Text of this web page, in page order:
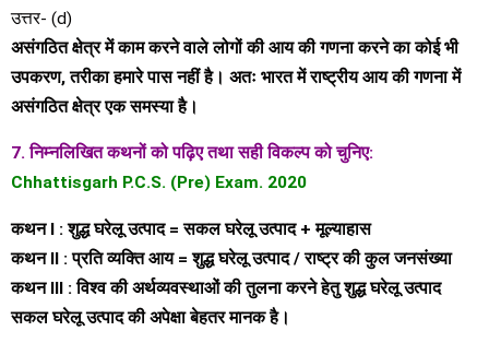
उत्तर- (d)
असंगठित क्षेत्र में काम करने वाले लोगों की आय की गणना करने का कोई भी
उपकरण, तरीका हमारे पास नहीं है। अतः भारत में राष्ट्रीय आय की गणना में
असंगठित क्षेत्र एक समस्या है।
7. निम्नलिखित कथनों को पढ़िए तथा सही विकल्प को चुनिए:
Chhattisgarh P.C.S. (Pre) Exam. 2020
कथन I : शुद्ध घरेलू उत्पाद = सकल घरेलू उत्पाद + मूल्याहास
कथन II : प्रति व्यक्ति आय = शुद्ध घरेलू उत्पाद / राष्ट्र की कुल जनसंख्या
कथन III : विश्व की अर्थव्यवस्थाओं की तुलना करने हेतु शुद्ध घरेलू उत्पाद
सकल घरेलू उत्पाद की अपेक्षा बेहतर मानक है।